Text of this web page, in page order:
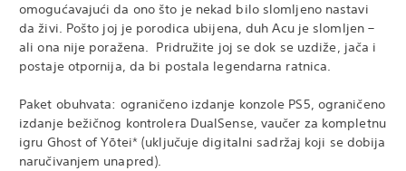
omogućavajući da ono što je nekad bilo slomljeno nastavi
da živi. Pošto joj je porodica ubijena, duh Acu je slomljen –
ali ona nije poražena. Pridružite joj se dok se uzdiže, jača i
postaje otpornija, da bi postala legendarna ratnica.
Paket obuhvata: ograničeno izdanje konzole PS5, ograničeno
izdanje bežičnog kontrolera DualSense, vaučer za kompletnu
igru Ghost of Yōtei* (uključuje digitalni sadržaj koji se dobija
naručivanjem unapred).